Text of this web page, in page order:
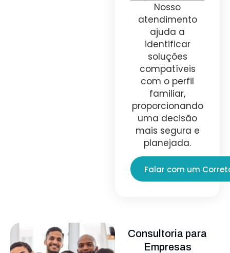
Nosso
atendimento
ajuda a
identificar
soluções
compatíveis
com o perfil
familiar,
proporcionando
uma decisão
mais segura e
planejada.
Falar com um
Consultoria para
Empresas